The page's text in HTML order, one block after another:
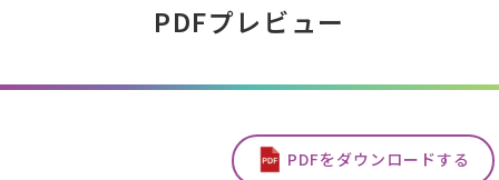
PDFプレビュー
PDFをダウンロードする